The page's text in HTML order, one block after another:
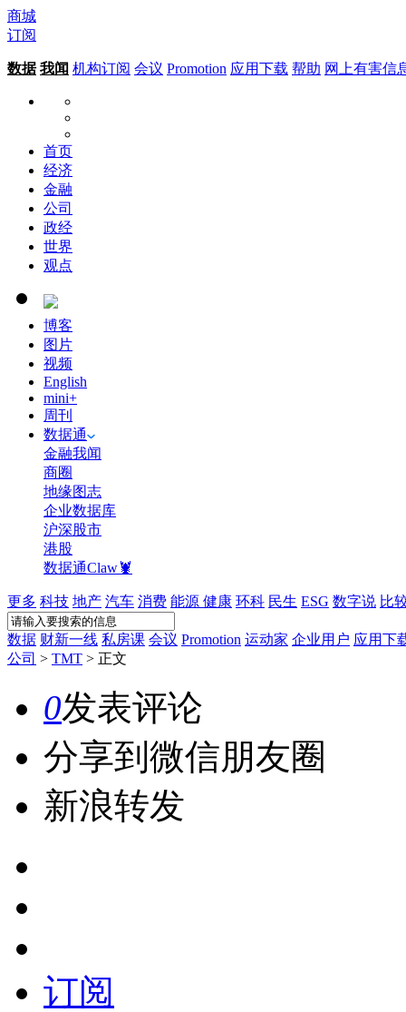
商城
订阅
数据 我闻 机构订阅 会议 Promotion 应用下载 帮助 网上有害信
首页
经济
金融
公司
政经
世界
观点
博客
图片
视频
English
mini+
周刊
数据通
金融我闻
商圈
地缘图志
企业数据库
沪深股市
港股
数据通Claw🦞
更多 科技 地产 汽车 消费 能源 健康 环科 民生 ESG 数字说 比
数据 财新一线 私房课 会议 Promotion 运动家 企业用户 应用下
公司 > TMT > 正文
0发表评论
分享到微信朋友圈
新浪转发
订阅